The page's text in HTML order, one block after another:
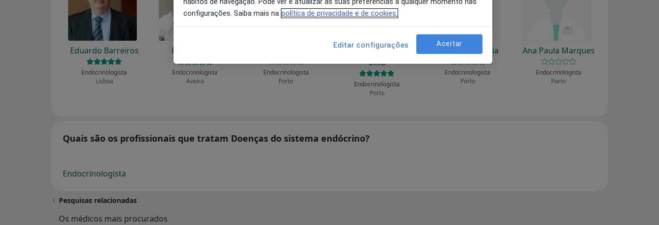
Eduardo Barreiros
Endocrinologista
Lisboa
Rosa Dantas
Endocrinologista
Aveiro
Endocrinologista
Porto
Rita Bettencourt
Silva
Endocrinologista
Porto
A Baldaque Faria
Endocrinologista
Porto
Ana Paula Marques
Endocrinologista
Porto
Quais são os profissionais que tratam Doenças do sistema endócrino?
Endocrinologista
Pesquisas relacionadas
Os médicos mais procurados
configurações. Saiba mais na política de privacidade e de cookies.
Editar configurações Aceitar